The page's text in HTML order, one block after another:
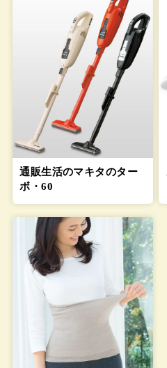
通販生活のマキタのター
ボ・60